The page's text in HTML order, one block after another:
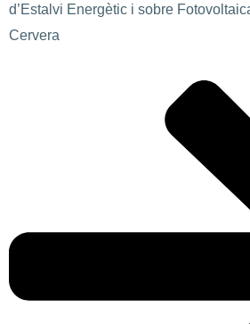
d’Estalvi Energètic i sobre
Cervera